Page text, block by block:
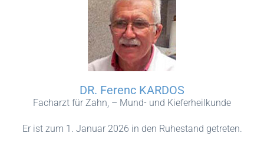
DR. Ferenc KARDOS
Facharzt für Zahn, – Mund- und Kieferheilkunde
Er ist zum 1. Januar 2026 in den Ruhestand getreten.